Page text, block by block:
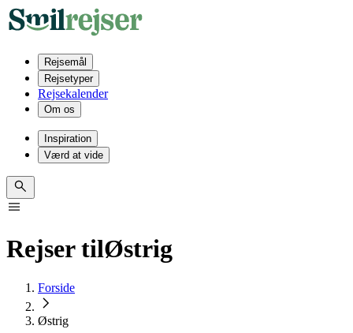
Rejsemål
Rejsetyper
Rejsekalender
Om os
Inspiration
Værd at vide
Rejser tilØstrig
Forside
Østrig